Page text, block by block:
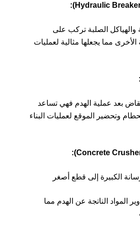
والهياكل الصلبة تركب على
الأخرى مما يجعلها مثالية لعمليات
بعد عملية الهدم فهي تساعد
وتحضير الموقع لعمليات البناء
الكبيرة إلى قطع أصغر
المواد الناتجة عن الهدم مما